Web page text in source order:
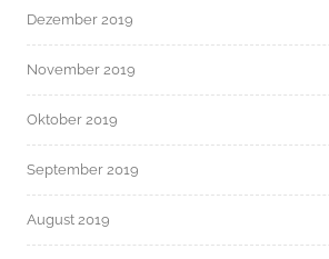
Dezember 2019
November 2019
Oktober 2019
September 2019
August 2019